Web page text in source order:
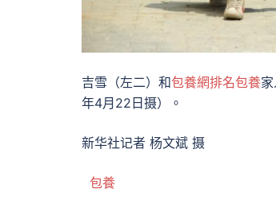
吉雪（左二）和包養網排名包養
年4月22日摄）。
新华社记者 杨文斌 摄
包養